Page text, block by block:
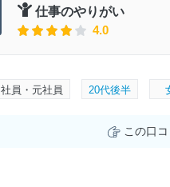
仕事のやりがい
4.0
社員・元社員 20代後半
この口コ